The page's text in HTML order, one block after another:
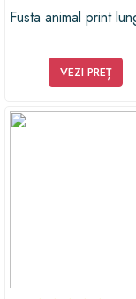
Fusta animal print
VEZI PREȚ